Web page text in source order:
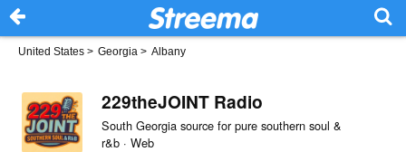
United States > Georgia > Albany
229theJOINT Radio
South Georgia source for pure southern soul &
r&b · Web